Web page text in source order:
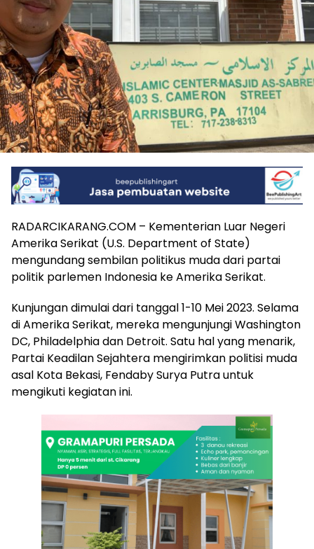
RADARCIKARANG.COM – Kementerian Luar Negeri
Amerika Serikat (U.S. Department of State)
mengundang sembilan politikus muda dari partai
politik parlemen Indonesia ke Amerika Serikat.
Kunjungan dimulai dari tanggal 1-10 Mei 2023. Selama
di Amerika Serikat, mereka mengunjungi Washington
DC, Philadelphia dan Detroit. Satu hal yang menarik,
Partai Keadilan Sejahtera mengirimkan politisi muda
asal Kota Bekasi, Fendaby Surya Putra untuk
mengikuti kegiatan ini.